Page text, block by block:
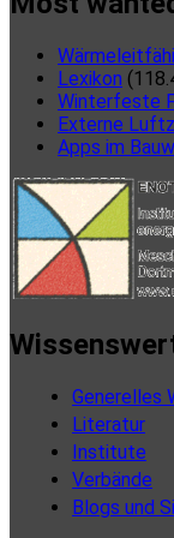
Lexikon
Winterfeste
Externe
Apps im
Generelles
Literatur
Institute
Verbände
Blogs und